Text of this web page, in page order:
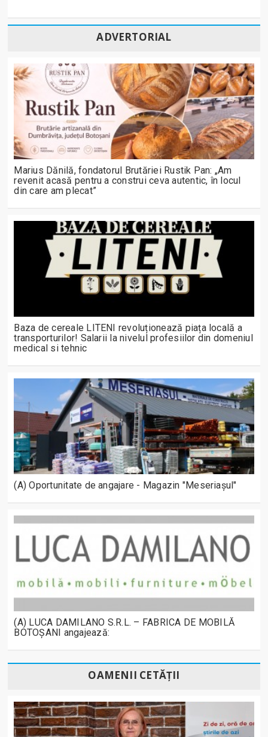
ADVERTORIAL
Marius Dănilă, fondatorul Brutăriei Rustik Pan: „Am
revenit acasă pentru a construi ceva autentic, în locul
din care am plecat”
Baza de cereale LITENI revoluționează piața locală a
transporturilor! Salarii la nivelul profesiilor din domeniul
medical si tehnic
(A) Oportunitate de angajare - Magazin "Meseriașul"
(A) LUCA DAMILANO S.R.L. – FABRICA DE MOBILĂ
BOTOȘANI angajează:
OAMENII CETĂȚII